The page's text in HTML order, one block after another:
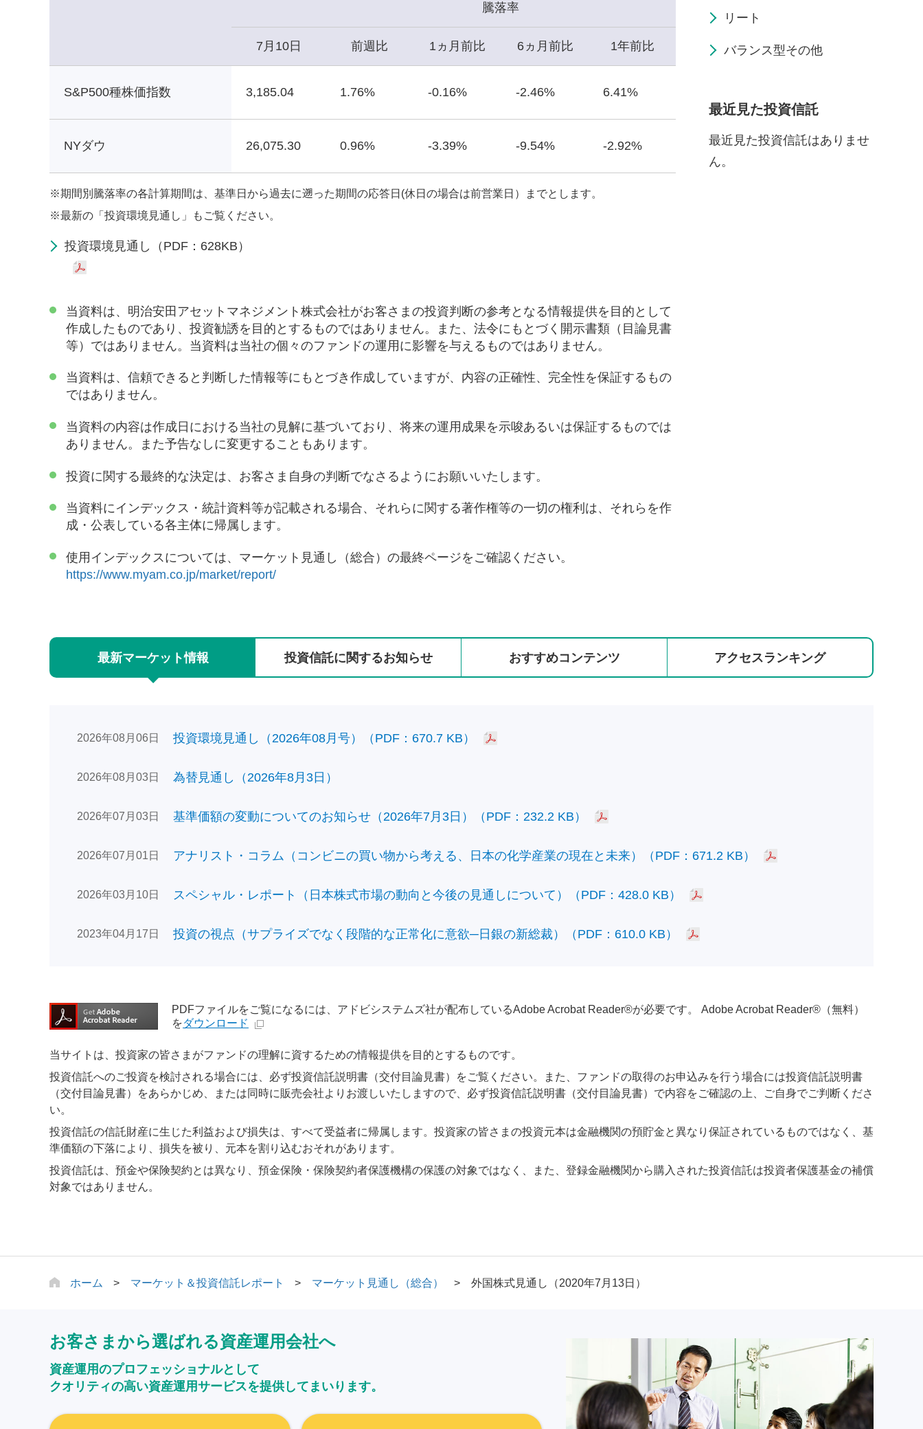
騰落率
7月10日 前週比 1ヵ月前比 6ヵ月前比 1年前比
S&P500種株価指数 3,185.04 1.76% -0.16% -2.46% 6.41%
NYダウ 26,075.30 0.96% -3.39% -9.54% -2.92%
※期間別騰落率の各計算期間は、基準日から過去に遡った期間の応答日(休日の場合は前営業日）までとします。
※最新の「投資環境見通し」もご覧ください。
投資環境見通し（PDF：628KB）
当資料は、明治安田アセットマネジメント株式会社がお客さまの投資判断の参考となる情報提供を目的として
作成したものであり、投資勧誘を目的とするものではありません。また、法令にもとづく開示書類（目論見書
等）ではありません。当資料は当社の個々のファンドの運用に影響を与えるものではありません。
当資料は、信頼できると判断した情報等にもとづき作成していますが、内容の正確性、完全性を保証するもの
ではありません。
当資料の内容は作成日における当社の見解に基づいており、将来の運用成果を示唆あるいは保証するものでは
ありません。また予告なしに変更することもあります。
投資に関する最終的な決定は、お客さま自身の判断でなさるようにお願いいたします。
当資料にインデックス・統計資料等が記載される場合、それらに関する著作権等の一切の権利は、それらを作
成・公表している各主体に帰属します。
使用インデックスについては、マーケット見通し（総合）の最終ページをご確認ください。
https://www.myam.co.jp/market/report/
リート
バランス型その他
最近見た投資信託
最近見た投資信託はありませ
ん。
最新マーケット情報 投資信託に関するお知らせ おすすめコンテンツ アクセスランキング
2026年08月06日 投資環境見通し（2026年08月号）（PDF：670.7 KB）
2026年08月03日 為替見通し（2026年8月3日）
2026年07月03日 基準価額の変動についてのお知らせ（2026年7月3日）（PDF：232.2 KB）
2026年07月01日 アナリスト・コラム（コンビニの買い物から考える、日本の化学産業の現在と未来）（PDF：671.2 KB）
2026年03月10日 スペシャル・レポート（日本株式市場の動向と今後の見通しについて）（PDF：428.0 KB）
2023年04月17日 投資の視点（サプライズでなく段階的な正常化に意欲─日銀の新総裁）（PDF：610.0 KB）
PDFファイルをご覧になるには、アドビシステムズ社が配布しているAdobe Acrobat Reader®が必要です。 Adobe Acrobat Reader®（無料）
をダウンロード
当サイトは、投資家の皆さまがファンドの理解に資するための情報提供を目的とするものです。
投資信託へのご投資を検討される場合には、必ず投資信託説明書（交付目論見書）をご覧ください。また、ファンドの取得のお申込みを行う場合には投資信託説明書
（交付目論見書）をあらかじめ、または同時に販売会社よりお渡しいたしますので、必ず投資信託説明書（交付目論見書）で内容をご確認の上、ご自身でご判断くださ
い。
投資信託の信託財産に生じた利益および損失は、すべて受益者に帰属します。投資家の皆さまの投資元本は金融機関の預貯金と異なり保証されているものではなく、基
準価額の下落により、損失を被り、元本を割り込むおそれがあります。
投資信託は、預金や保険契約とは異なり、預金保険・保険契約者保護機構の保護の対象ではなく、また、登録金融機関から購入された投資信託は投資者保護基金の補償
対象ではありません。
ホーム マーケット＆投資信託レポート マーケット見通し（総合） 外国株式見通し（2020年7月13日）
お客さまから選ばれる資産運用会社へ
資産運用のプロフェッショナルとして
クオリティの高い資産運用サービスを提供してまいります。